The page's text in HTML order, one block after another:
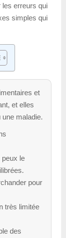
les erreurs qui
simples qui
et
et elles
maladie.
peux le
pour
très limitée
des